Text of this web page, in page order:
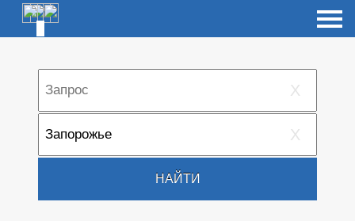
X
X
НАЙТИ